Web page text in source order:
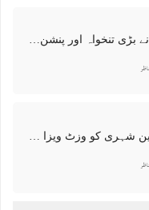
ہندوستان کا کینیڈین شہری کو وزٹ ویزا دینے سے انکار، مسعود عالم کی کہانی